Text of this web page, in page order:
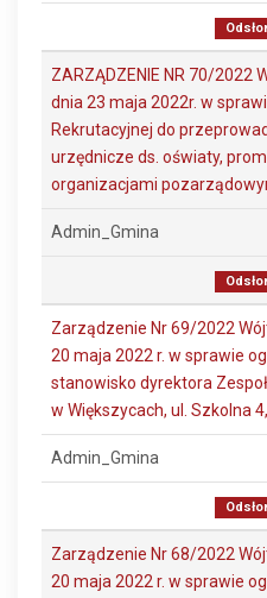
ZARZĄDZENIE NR 70/2022
dnia 23 maja 2022r. w
Rekrutacyjnej do
urzędnicze ds. oświaty,
organizacjami
Admin_Gmina
Zarządzenie Nr 69/2022
20 maja 2022 r. w sprawie
stanowisko dyrektora
w Większycach, ul. Szkolna
Admin_Gmina
Zarządzenie Nr 68/2022
20 maja 2022 r. w sprawie